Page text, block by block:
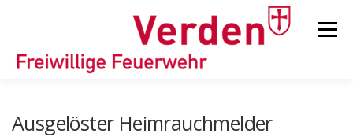
Menü
Ausgelöster Heimrauchmelder